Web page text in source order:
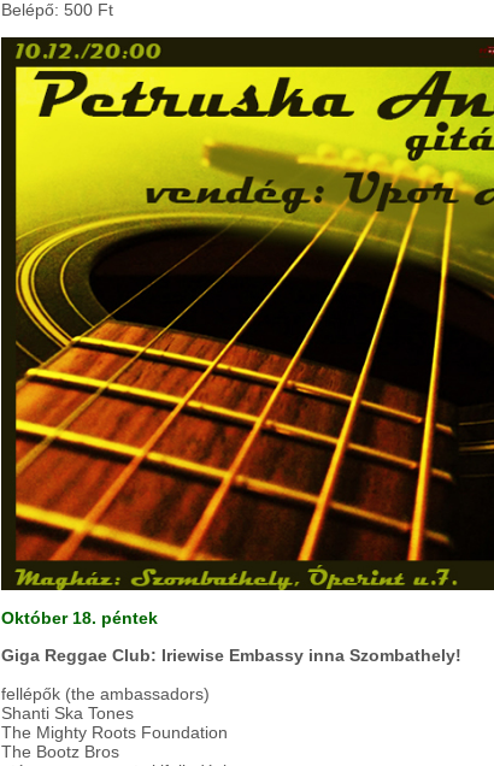
Belépő: 500 Ft
Október 18. péntek
Giga Reggae Club: Iriewise Embassy inna Szombathely!
fellépők (the ambassadors)
Shanti Ska Tones
The Mighty Roots Foundation
The Bootz Bros